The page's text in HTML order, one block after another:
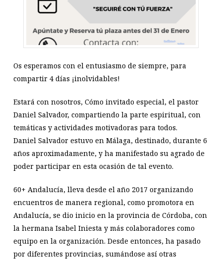
Os esperamos con el entusiasmo de siempre, para
compartir 4 días ¡inolvidables!
Estará con nosotros, Cómo invitado especial, el pastor
Daniel Salvador, compartiendo la parte espiritual, con
temáticas y actividades motivadoras para todos.
Daniel Salvador estuvo en Málaga, destinado, durante 6
años aproximadamente, y ha manifestado su agrado de
poder participar en esta ocasión de tal evento.
60+ Andalucía, lleva desde el año 2017 organizando
encuentros de manera regional, como promotora en
Andalucía, se dio inicio en la provincia de Córdoba, con
la hermana Isabel Iniesta y más colaboradores como
equipo en la organización. Desde entonces, ha pasado
por diferentes provincias, sumándose así otras